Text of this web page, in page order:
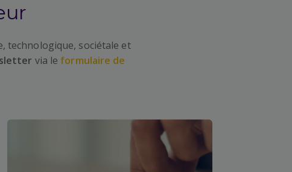
technologique, sociétale et
via le formulaire de